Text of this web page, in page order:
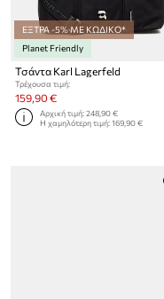
ΕΞΤΡΑ -5% ΜΕ ΚΩΔΙΚΟ*
Planet Friendly
Τσάντα Karl Lagerfeld
Τρέχουσα τιμή:
159,90 €
Αρχική τιμή:248,90 €
Η χαμηλότερη τιμή:169,90 €